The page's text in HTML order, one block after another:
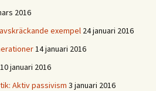
2016
exempel 24 januari 2016
14 januari 2016
10 januari 2016
Aktiv passivism 3 januari 2016